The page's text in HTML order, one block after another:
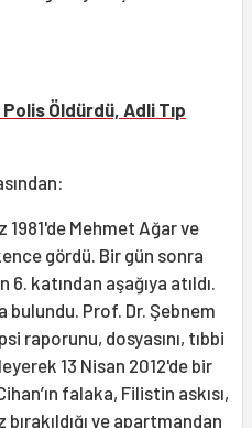
Öldürdü, Adli Tıp
1981'de Mehmet Ağar ve
gördü. Bir gün sonra
katından aşağıya atıldı.
bulundu. Prof. Dr. Şebnem
raporunu, dosyasını, tıbbi
13 Nisan 2012'de bir
falaka, Filistin askısı,
ve apartmandan